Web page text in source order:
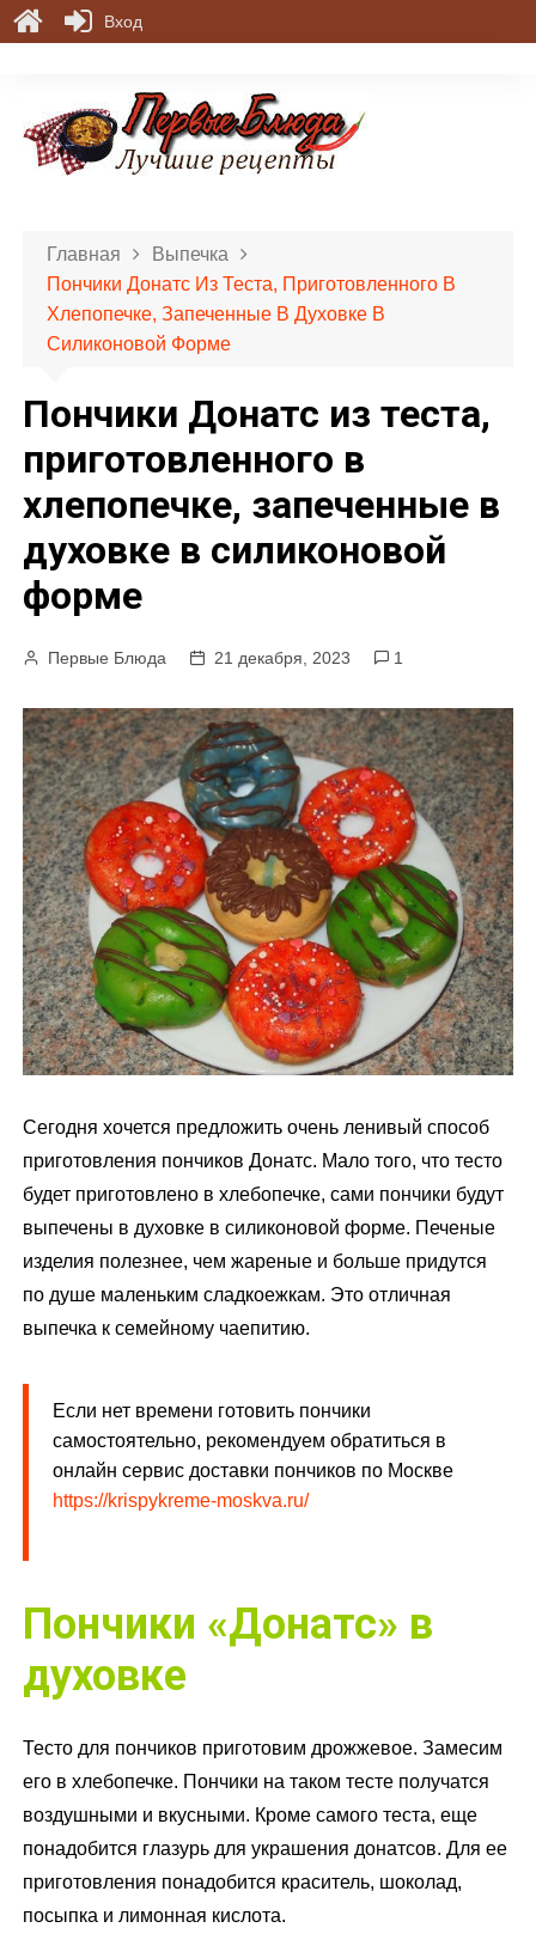
Главная
Выпечка
Пончики Донатс Из Теста, Приготовленного В
Хлепопечке, Запеченные В Духовке В
Силиконовой Форме
Пончики Донатс из теста,
приготовленного в
хлепопечке, запеченные в
духовке в силиконовой
форме
Первые Блюда 21 декабря, 2023 1
Сегодня хочется предложить очень ленивый способ
приготовления пончиков Донатс. Мало того, что тесто
будет приготовлено в хлебопечке, сами пончики будут
выпечены в духовке в силиконовой форме. Печеные
изделия полезнее, чем жареные и больше придутся
по душе маленьким сладкоежкам. Это отличная
выпечка к семейному чаепитию.
Если нет времени готовить пончики
самостоятельно, рекомендуем обратиться в
онлайн сервис доставки пончиков по Москве
https://krispykreme-moskva.ru/
Пончики «Донатс» в
духовке
Тесто для пончиков приготовим дрожжевое. Замесим
его в хлебопечке. Пончики на таком тесте получатся
воздушными и вкусными. Кроме самого теста, еще
понадобится глазурь для украшения донатсов. Для ее
приготовления понадобится краситель, шоколад,
посыпка и лимонная кислота.
Вход